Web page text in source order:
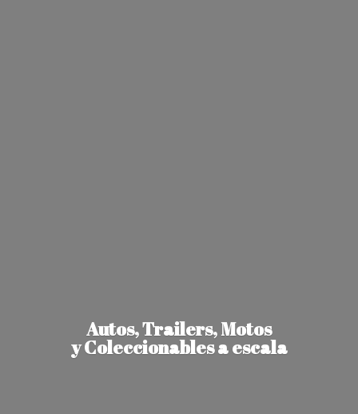
Autos, Trailers, Motos
y Coleccionablesa escala